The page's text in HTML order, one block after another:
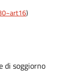
)
di soggiorno